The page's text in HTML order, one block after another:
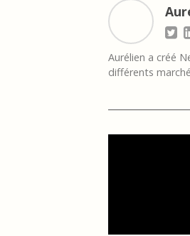
Aurélien a créé
différents